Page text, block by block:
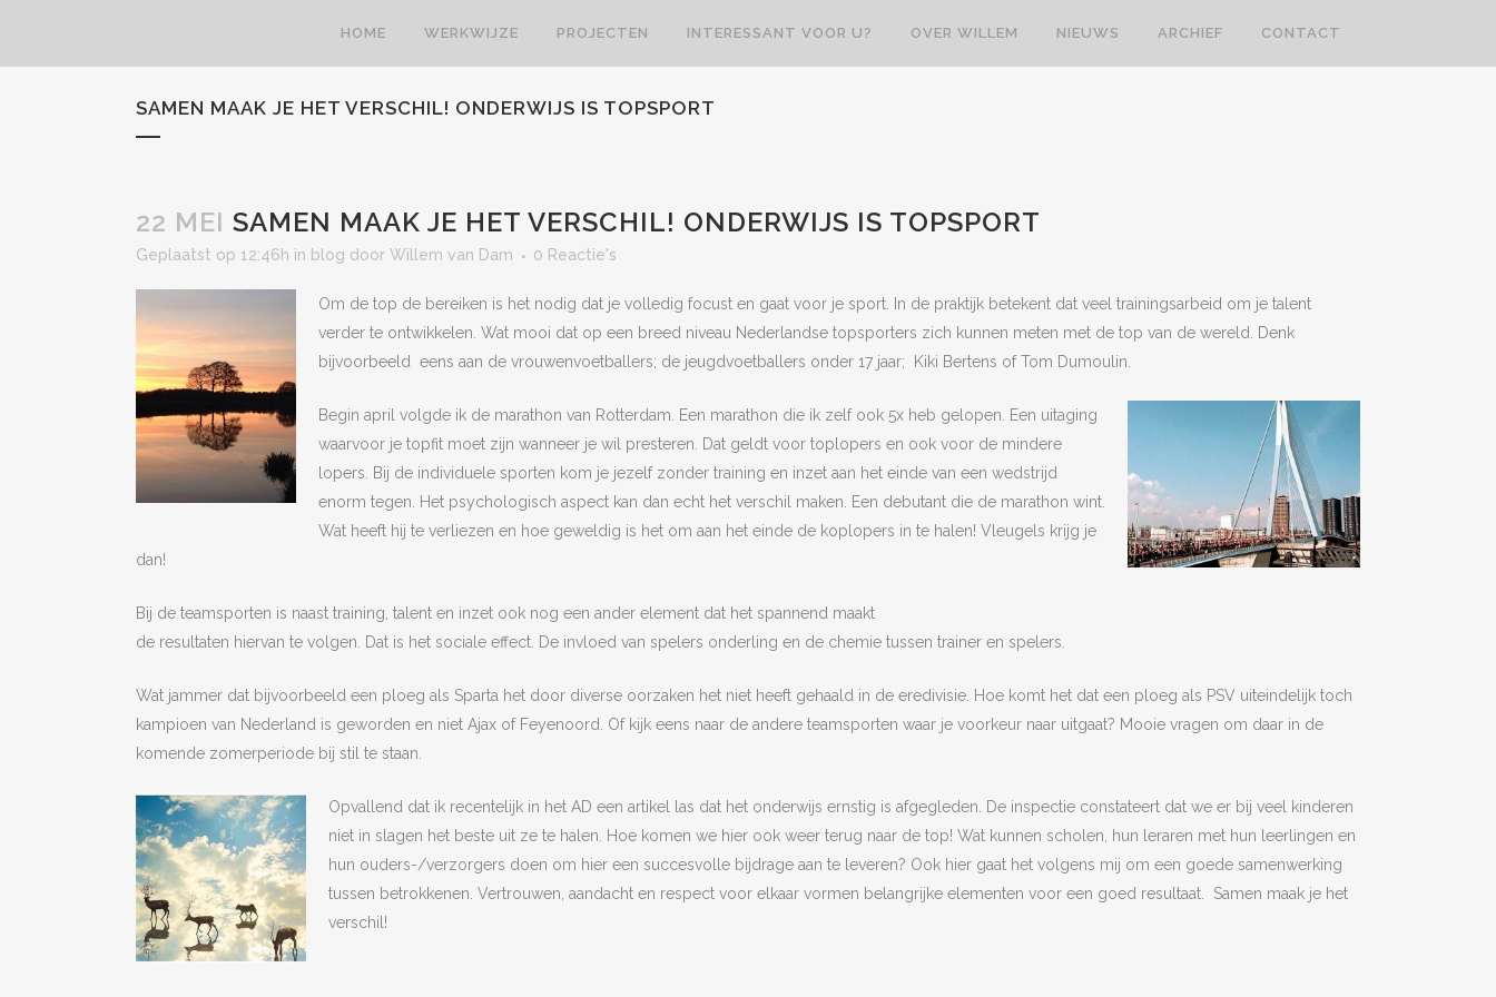
HOME WERKWIJZE PROJECTEN INTERESSANT VOOR U? OVER WILLEM NIEUWS ARCHIEF CONTACT
SAMEN MAAK JE HET VERSCHIL! ONDERWIJS IS TOPSPORT
22 MEI SAMEN MAAK JE HET VERSCHIL! ONDERWIJS IS TOPSPORT
Geplaatst op 12:46h in blog door Willem van Dam 0 Reactie's
Om de top de bereiken is het nodig dat je volledig focust en gaat voor je sport. In de praktijk betekent dat veel trainingsarbeid om je talent
verder te ontwikkelen. Wat mooi dat op een breed niveau Nederlandse topsporters zich kunnen meten met de top van de wereld. Denk
bijvoorbeeld eens aan de vrouwenvoetballers; de jeugdvoetballers onder 17 jaar; Kiki Bertens of Tom Dumoulin.
Begin april volgde ik de marathon van Rotterdam. Een marathon die ik zelf ook 5x heb gelopen. Een uitaging
waarvoor je topfit moet zijn wanneer je wil presteren. Dat geldt voor toplopers en ook voor de mindere
lopers. Bij de individuele sporten kom je jezelf zonder training en inzet aan het einde van een wedstrijd
enorm tegen. Het psychologisch aspect kan dan echt het verschil maken. Een debutant die de marathon wint.
Wat heeft hij te verliezen en hoe geweldig is het om aan het einde de koplopers in te halen! Vleugels krijg je
dan!
Bij de teamsporten is naast training, talent en inzet ook nog een ander element dat het spannend maakt
de resultaten hiervan te volgen. Dat is het sociale effect. De invloed van spelers onderling en de chemie tussen trainer en spelers.
Wat jammer dat bijvoorbeeld een ploeg als Sparta het door diverse oorzaken het niet heeft gehaald in de eredivisie. Hoe komt het dat een ploeg als PSV uiteindelijk toch
kampioen van Nederland is geworden en niet Ajax of Feyenoord. Of kijk eens naar de andere teamsporten waar je voorkeur naar uitgaat? Mooie vragen om daar in de
komende zomerperiode bij stil te staan.
Opvallend dat ik recentelijk in het AD een artikel las dat het onderwijs ernstig is afgegleden. De inspectie constateert dat we er bij veel kinderen
niet in slagen het beste uit ze te halen. Hoe komen we hier ook weer terug naar de top! Wat kunnen scholen, hun leraren met hun leerlingen en
hun ouders-/verzorgers doen om hier een succesvolle bijdrage aan te leveren? Ook hier gaat het volgens mij om een goede samenwerking
tussen betrokkenen. Vertrouwen, aandacht en respect voor elkaar vormen belangrijke elementen voor een goed resultaat. Samen maak je het
verschil!